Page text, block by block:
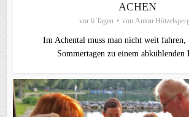
ACHEN
vor 6 Tagen von Anton
Im Achental muss man nicht weit fahren,
Sommertagen zu einem abkühlenden